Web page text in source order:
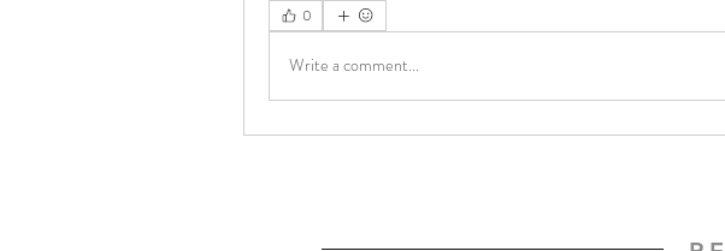
0
Write a comment...